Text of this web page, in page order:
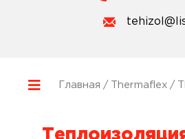
Главная / Thermaflex/